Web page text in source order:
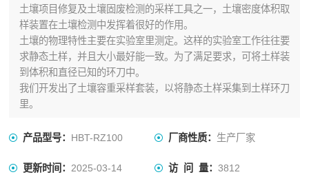
土壤项目修复及土壤固废检测的采样工具之一，土壤密度体积取
样装置在土壤检测中发挥着很好的作用。
土壤的物理特性主要在实验室里测定。这样的实验室工作往往要
求静态土样，并且大小最好能一致。为了满足要求，可将土样装
到体积和直径已知的环刀中。
我们开发出了土壤容重采样套装，以将静态土样采集到土样环刀
里。
产品型号： HBT-RZ100 厂商性质： 生产厂家
更新时间：2025-03-14 访 问 量： 3812